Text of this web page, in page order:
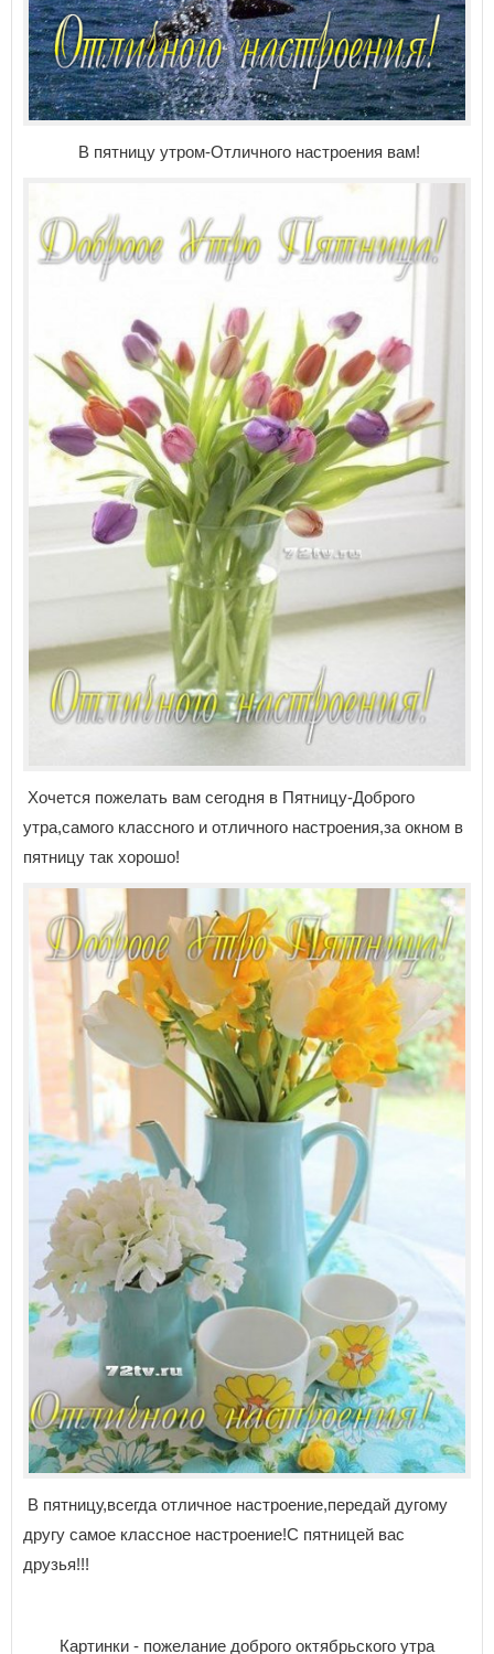
В пятницу утром-Отличного настроения вам!
Хочется пожелать вам сегодня в Пятницу-Доброго
утра,самого классного и отличного настроения,за окном в
пятницу так хорошо!
В пятницу,всегда отличное настроение,передай дугому
другу самое классное настроение!С пятницей вас
друзья!!!
Картинки - пожелание доброго октябрьского утра